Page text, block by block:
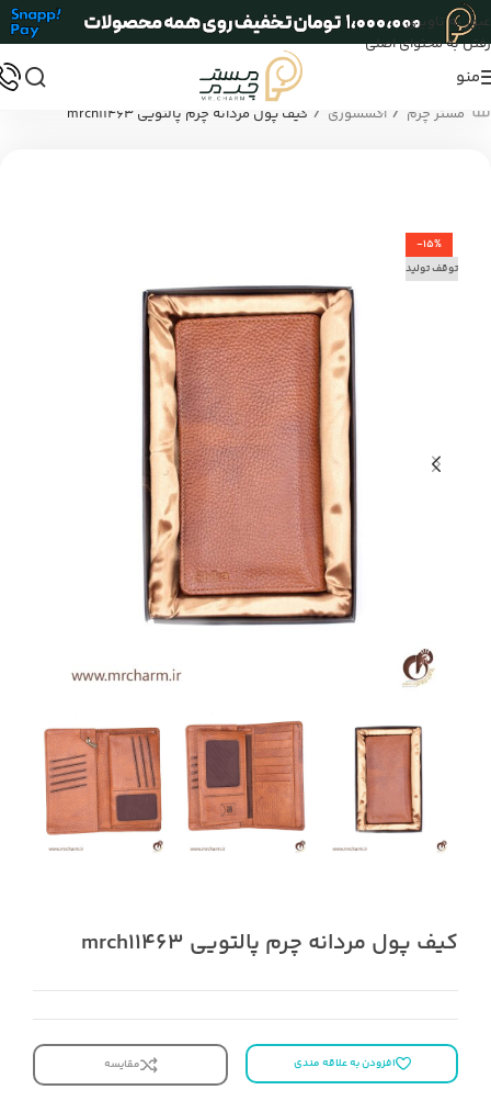
عبور به ناوبری
رفتن به محتوای اصلی
منو
مستر چرم / اکسسوری / کیف پول مردانه چرم پالتویی mrch11463
-15%
توقف تولید
کیف پول مردانه چرم پالتویی mrch11463
افزودن به علاقه مندی مقایسه